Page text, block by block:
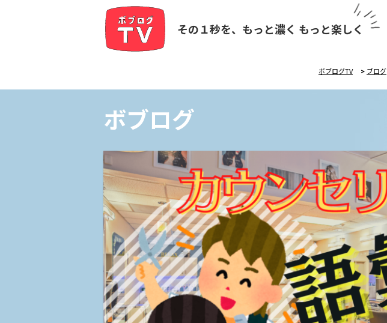
その１秒を、もっと濃く もっと楽しく
ボブログTV > ブログ
ボブログ